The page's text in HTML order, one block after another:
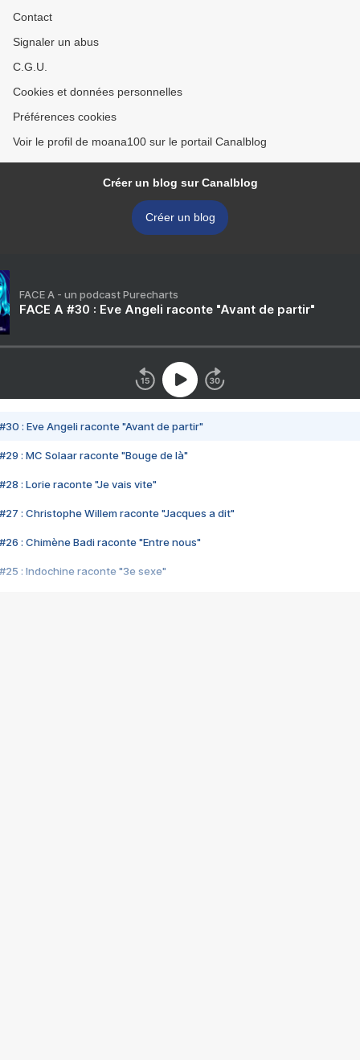
Contact
Signaler un abus
C.G.U.
Cookies et données personnelles
Préférences cookies
Voir le profil de moana100 sur le portail Canalblog
Créer un blog sur Canalblog
Créer un blog
FACE A - un podcast Purecharts
FACE A #30 : Eve Angeli raconte "Avant de partir"
#30 : Eve Angeli raconte "Avant de partir"
#29 : MC Solaar raconte "Bouge de là"
#28 : Lorie raconte "Je vais vite"
#27 : Christophe Willem raconte "Jacques a dit"
#26 : Chimène Badi raconte "Entre nous"
#25 : Indochine raconte "3e sexe"